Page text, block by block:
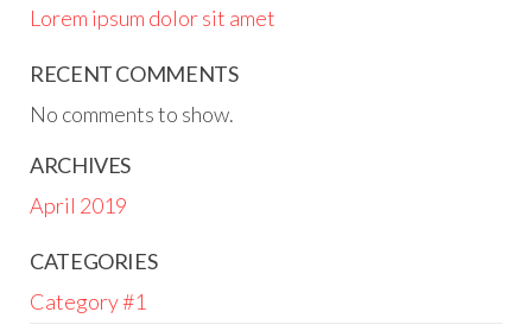
Lorem ipsum dolor sit amet
RECENT COMMENTS
No comments to show.
ARCHIVES
April 2019
CATEGORIES
Category #1